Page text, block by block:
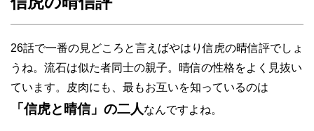
26話で一番の見どころと言えばやはり信虎の晴信評でしょ
うね。流石は似た者同士の親子。晴信の性格をよく見抜い
ています。皮肉にも、最もお互いを知っているのは
「信虎と晴信」の二人なんですよね。